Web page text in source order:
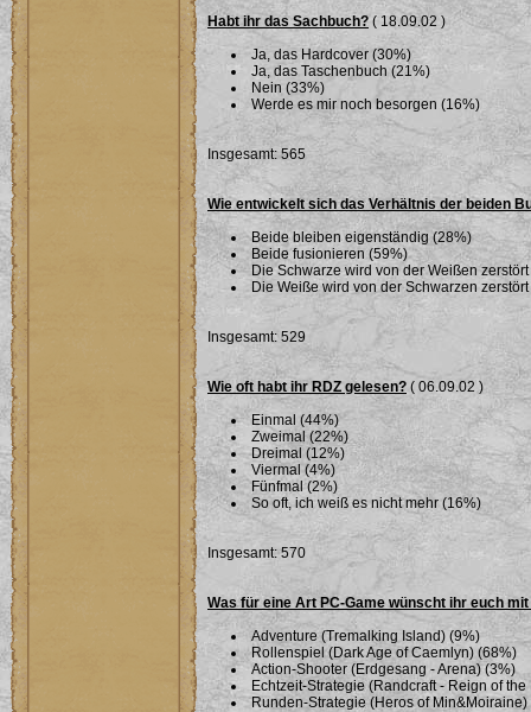
Habt ihr das Sachbuch?( 18.09.02 )
Ja, das Hardcover (30%)
Ja, das Taschenbuch (21%)
Nein (33%)
Werde es mir noch besorgen (16%)
Insgesamt: 565
Wie entwickelt sich das Verhältnis der beiden
Beide bleiben eigenständig (28%)
Beide fusionieren (59%)
Die Schwarze wird von der Weißen
Die Weiße wird von der Schwarzen
Insgesamt: 529
Wie oft habt ihr RDZ gelesen? ( 06.09.02 )
Einmal (44%)
Zweimal (22%)
Dreimal (12%)
Viermal (4%)
Fünfmal (2%)
So oft, ich weiß es nicht mehr (16%)
Insgesamt: 570
Was für eine Art PC-Game wünscht ihr euch
Adventure (Tremalking Island) (9%)
Rollenspiel (Dark Age of Caemlyn) (68%)
Action-Shooter (Erdgesang - Arena) (3%)
Echtzeit-Strategie (Randcraft - Reign of
Runden-Strategie (Heros of Min&Moiraine)